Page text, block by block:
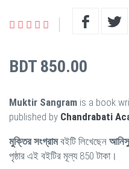
BDT 850.00
Muktir Sangram is a book
published by Chandrabati
মুক্তির সংগ্রামবইটি লিখেছেন
পৃষ্ঠার এই বইটির মূল্য 850 টাকা।